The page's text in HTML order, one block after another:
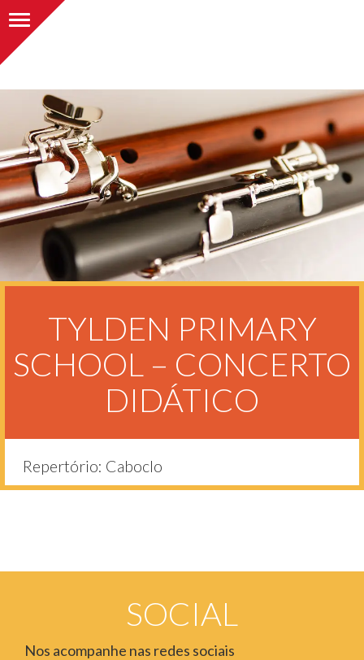
Alternar navegação
TYLDEN PRIMARY
SCHOOL – CONCERTO
DIDÁTICO
Repertório: Caboclo
SOCIAL
Nos acompanhe nas redes sociais